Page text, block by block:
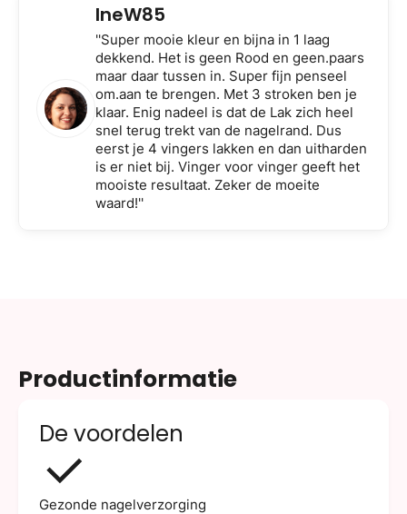
IneW85
''Super mooie kleur en bijna in 1 laag
dekkend. Het is geen Rood en geen.paars
maar daar tussen in. Super fijn penseel
om.aan te brengen. Met 3 stroken ben je
klaar. Enig nadeel is dat de Lak zich heel
snel terug trekt van de nagelrand. Dus
eerst je 4 vingers lakken en dan uitharden
is er niet bij. Vinger voor vinger geeft het
mooiste resultaat. Zeker de moeite
waard!''
Productinformatie
De voordelen
Gezonde nagelverzorging